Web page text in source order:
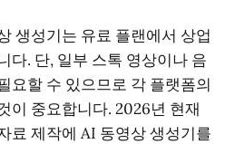
생성기는 유료 플랜에서 상업
다. 단, 일부 스톡 영상이나 음
요할 수 있으므로 각 플랫폼의
이 중요합니다. 2026년 현재
료 제작에 AI 동영상 생성기를